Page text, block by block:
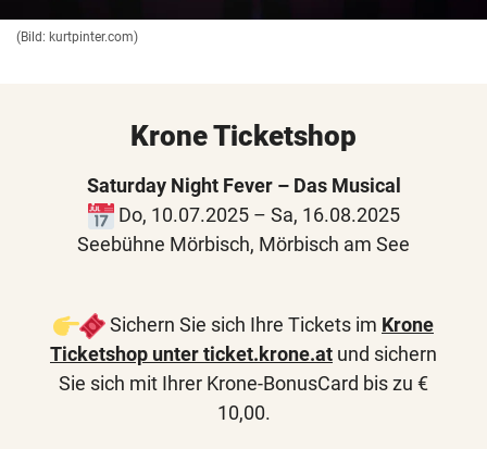
(Bild: kurtpinter.com)
Krone Ticketshop
Saturday Night Fever – Das Musical
Do, 10.07.2025 – Sa, 16.08.2025
Seebühne Mörbisch, Mörbisch am See
Sichern Sie sich Ihre Tickets im Krone
Ticketshop unter ticket.krone.at und sichern
Sie sich mit Ihrer Krone-BonusCard bis zu €
10,00.